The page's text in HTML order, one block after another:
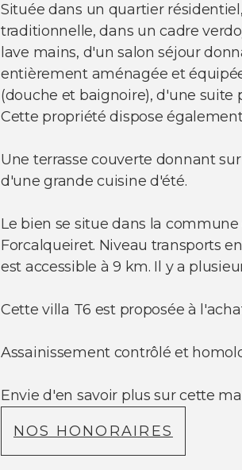
Située dans un quartier
traditionnelle, dans un cadre
lave mains, d'un salon séjour
entièrement aménagée et
(douche et baignoire), d'une suite
Cette propriété dispose
Une terrasse couverte donnant
d'une grande cuisine d'été.
Le bien se situe dans la
Forcalqueiret. Niveau transports
est accessible à 9 km. Il y a
Cette villa T6 est proposée à
Assainissement contrôlé et
Envie d'en savoir plus sur cette
NOS HONORAIRES